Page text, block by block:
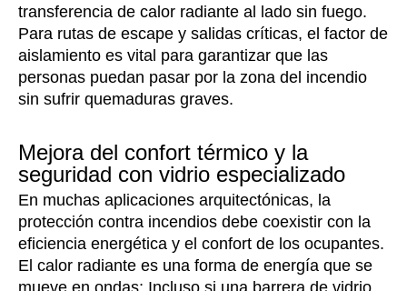
transferencia de calor radiante al lado sin fuego.
Para rutas de escape y salidas críticas, el factor de
aislamiento es vital para garantizar que las
personas puedan pasar por la zona del incendio
sin sufrir quemaduras graves.
Mejora del confort térmico y la
seguridad con vidrio especializado
En muchas aplicaciones arquitectónicas, la
protección contra incendios debe coexistir con la
eficiencia energética y el confort de los ocupantes.
El calor radiante es una forma de energía que se
mueve en ondas; Incluso si una barrera de vidrio